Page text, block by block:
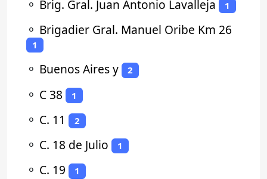
⚬ Brig. Gral. Juan Antonio Lavalleja 1
⚬ Brigadier Gral. Manuel Oribe Km 26
1
⚬ Buenos Aires y 2
⚬ C 38 1
⚬ C. 11 2
⚬ C. 18 de Julio 1
⚬ C. 19 1